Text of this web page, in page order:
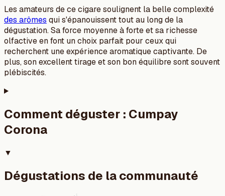
Les amateurs de ce cigare soulignent la belle complexité
des arômes qui s'épanouissent tout au long de la
dégustation. Sa force moyenne à forte et sa richesse
olfactive en font un choix parfait pour ceux qui
recherchent une expérience aromatique captivante. De
plus, son excellent tirage et son bon équilibre sont souvent
plébiscités.
Comment déguster : Cumpay
Corona
▼
Dégustations de la communauté